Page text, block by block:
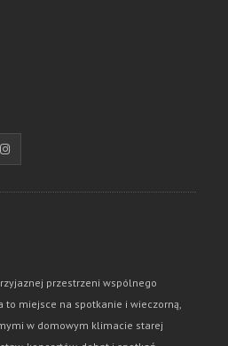
przestrzeni wspólnego
to miejsce na spotkanie i wieczorną,
w domowym klimacie starej